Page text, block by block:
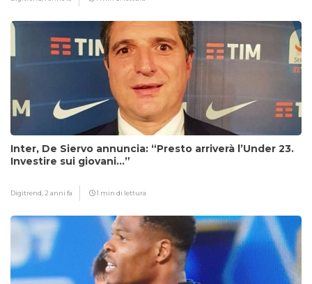
Inter, De Siervo annuncia: “Presto arriverà l’Under 23.
Investire sui giovani…”
Digitrend, 2 anni fa 1 min di lettura